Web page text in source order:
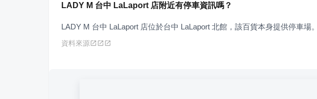
LADY M 台中 LaLaport 店附近有停車資訊嗎？
LADY M 台中 LaLaport 店位於台中 LaLaport 北館，該百貨本身提供停車場。
資料來源